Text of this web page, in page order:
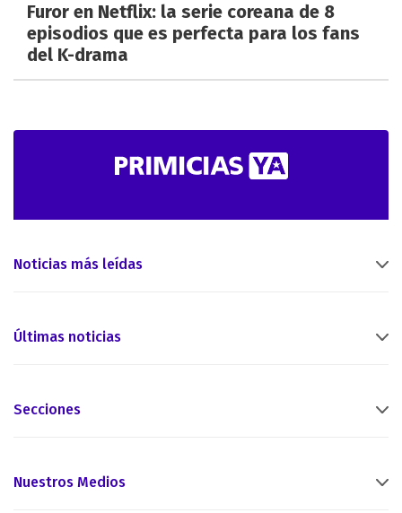
Furor en Netflix: la serie coreana de 8
episodios que es perfecta para los fans
del K-drama
Noticias más leídas
Últimas noticias
Secciones
Nuestros Medios